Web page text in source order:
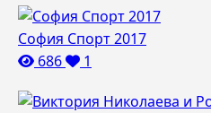
София Спорт 2017
686
1